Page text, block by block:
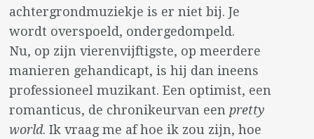
achtergrondmuziekje is er niet bij. Je
wordt overspoeld, ondergedompeld.
Nu, op zijn vierenvijftigste, op meerdere
manieren gehandicapt, is hij dan ineens
professioneel muzikant. Een optimist, een
romanticus, de chronikeurvan een pretty
world. Ik vraag me af hoe ik zou zijn, hoe